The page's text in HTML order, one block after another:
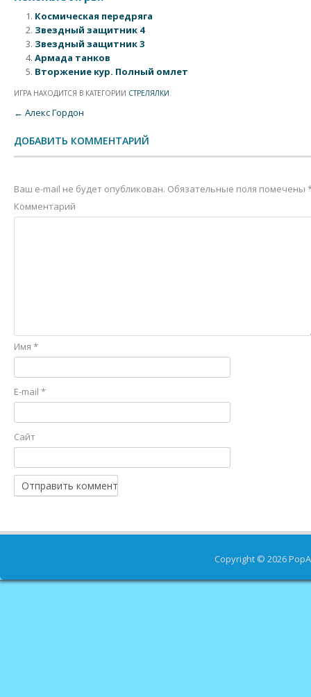
Космическая передряга
Звездный защитник 4
Звездный защитник 3
Армада танков
Вторжение кур. Полный омлет
ИГРА НАХОДИТСЯ В КАТЕГОРИИ СТРЕЛЯЛКИ.
Post navigation
← Алекс Гордон
ДОБАВИТЬ КОММЕНТАРИЙ
Ваш e-mail не будет опубликован. Обязательные поля помечены
Комментарий
Имя *
E-mail *
Сайт
Copyright © 2026